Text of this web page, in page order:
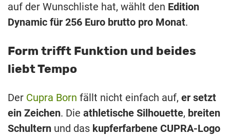
auf der Wunschliste hat, wählt den Edition
Dynamic für 256 Euro brutto pro Monat.
Form trifft Funktion und beides
liebt Tempo
Der Cupra Born fällt nicht einfach auf, er setzt
ein Zeichen. Die athletische Silhouette, breiten
Schultern und das kupferfarbene CUPRA-Logo